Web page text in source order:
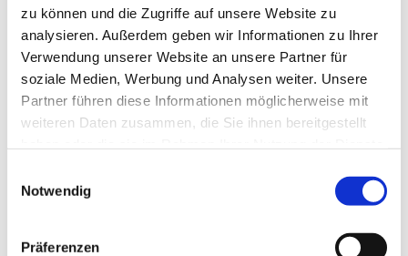
zu können und die Zugriffe auf unsere Website zu
analysieren. Außerdem geben wir Informationen zu Ihrer
Verwendung unserer Website an unsere Partner für
soziale Medien, Werbung und Analysen weiter. Unsere
Partner führen diese Informationen möglicherweise mit
weiteren Daten zusammen, die Sie ihnen bereitgestellt
Notwendig
Präferenzen